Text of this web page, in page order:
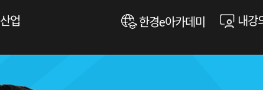
산업 한경e아카데미 내강